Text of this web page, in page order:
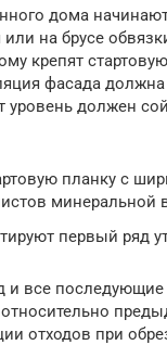
дома
на брусе
крепят
фасада
уровень должен
планку с
минеральной
первый ряд
и все
отходов при